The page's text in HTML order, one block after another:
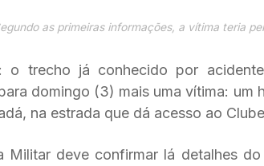
as primeiras informações, a vítima teria
: o trecho já conhecido por
domingo (3) mais uma vítima: um
na estrada que dá acesso ao
Militar deve confirmar lá detalhes